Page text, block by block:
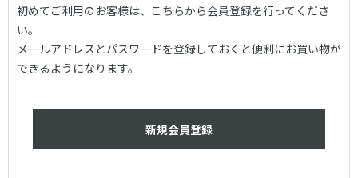
初めてご利用のお客様は、こちらから会員登録を行ってくださ
い。
メールアドレスとパスワードを登録しておくと便利にお買い物が
できるようになります。